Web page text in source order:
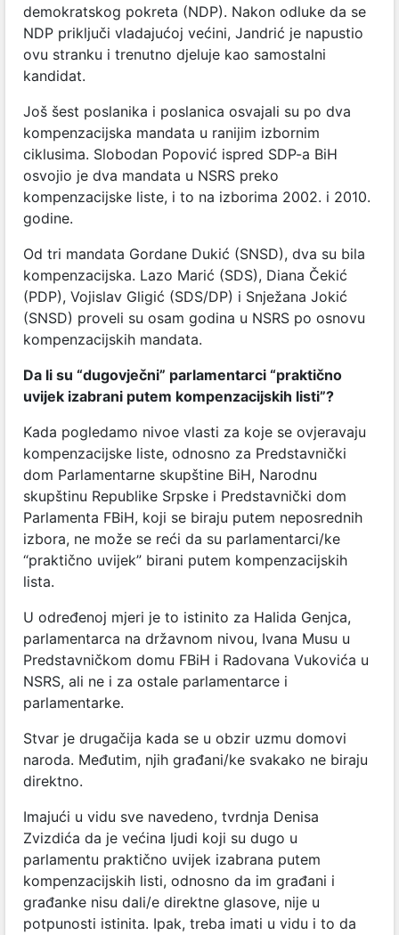
demokratskog pokreta (NDP). Nakon odluke da se
NDP priključi vladajućoj većini, Jandrić je napustio
ovu stranku i trenutno djeluje kao samostalni
kandidat.
Još šest poslanika i poslanica osvajali su po dva
kompenzacijska mandata u ranijim izbornim
ciklusima. Slobodan Popović ispred SDP-a BiH
osvojio je dva mandata u NSRS preko
kompenzacijske liste, i to na izborima 2002. i 2010.
godine.
Od tri mandata Gordane Dukić (SNSD), dva su bila
kompenzacijska. Lazo Marić (SDS), Diana Čekić
(PDP), Vojislav Gligić (SDS/DP) i Snježana Jokić
(SNSD) proveli su osam godina u NSRS po osnovu
kompenzacijskih mandata.
Da li su “dugovječni” parlamentarci “praktično
uvijek izabrani putem kompenzacijskih listi”?
Kada pogledamo nivoe vlasti za koje se ovjeravaju
kompenzacijske liste, odnosno za Predstavnički
dom Parlamentarne skupštine BiH, Narodnu
skupštinu Republike Srpske i Predstavnički dom
Parlamenta FBiH, koji se biraju putem neposrednih
izbora, ne može se reći da su parlamentarci/ke
“praktično uvijek” birani putem kompenzacijskih
lista.
U određenoj mjeri je to istinito za Halida Genjca,
parlamentarca na državnom nivou, Ivana Musu u
Predstavničkom domu FBiH i Radovana Vukovića u
NSRS, ali ne i za ostale parlamentarce i
parlamentarke.
Stvar je drugačija kada se u obzir uzmu domovi
naroda. Međutim, njih građani/ke svakako ne biraju
direktno.
Imajući u vidu sve navedeno, tvrdnja Denisa
Zvizdića da je većina ljudi koji su dugo u
parlamentu praktično uvijek izabrana putem
kompenzacijskih listi, odnosno da im građani i
građanke nisu dali/e direktne glasove, nije u
potpunosti istinita. Ipak, treba imati u vidu i to da